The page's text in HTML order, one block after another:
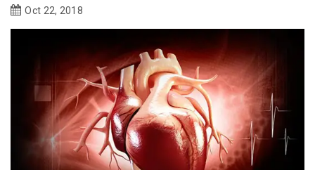
Oct 22, 2018